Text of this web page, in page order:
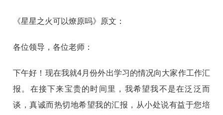
《星星之火可以燎原吗》原文：
各位领导，各位老师：
下午好！现在我就4月份外出学习的情况向大家作工作汇
报。在接下来宝贵的时间里，我希望我不是在泛泛而
谈，真诚而热切地希望我的汇报，从小处说有益于您培